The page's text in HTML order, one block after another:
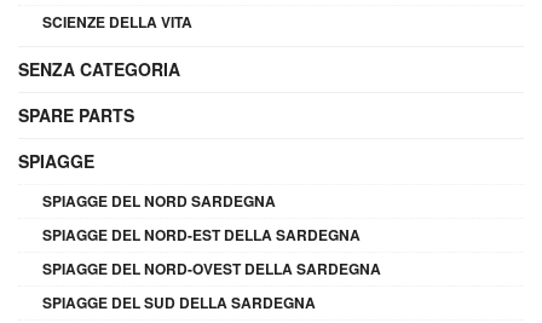
SCIENZE DELLA VITA
SENZA CATEGORIA
SPARE PARTS
SPIAGGE
SPIAGGE DEL NORD SARDEGNA
SPIAGGE DEL NORD-EST DELLA SARDEGNA
SPIAGGE DEL NORD-OVEST DELLA SARDEGNA
SPIAGGE DEL SUD DELLA SARDEGNA